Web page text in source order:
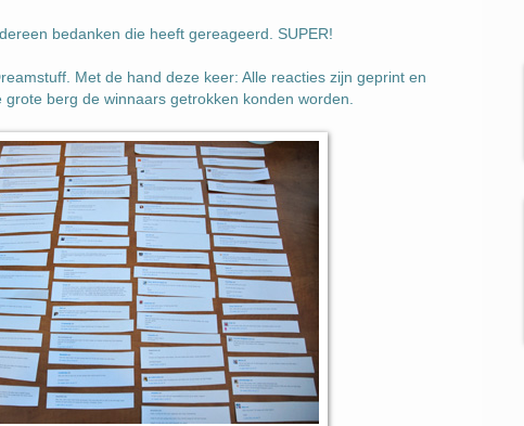
bedanken die heeft gereageerd. SUPER!
Met de hand deze keer: Alle reacties zijn geprint en
berg de winnaars getrokken konden worden.